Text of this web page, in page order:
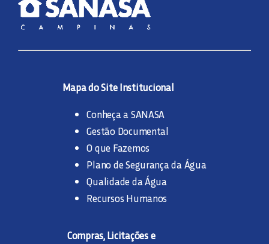
Mapa do Site Institucional
Conheça a SANASA
Gestão Documental
O que Fazemos
Plano de Segurança da Água
Qualidade da Água
Recursos Humanos
Compras, Licitações e